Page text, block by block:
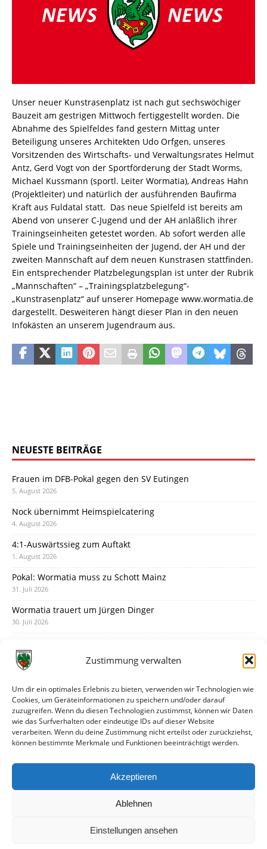
Zustimmung verwalten
Um dir ein optimales Erlebnis zu bieten, verwenden wir Technologien wie
Cookies, um Geräteinformationen zu speichern und/oder darauf
zuzugreifen. Wenn du diesen Technologien zustimmst, können wir Daten
wie das Surfverhalten oder eindeutige IDs auf dieser Website
verarbeiten. Wenn du deine Zustimmung nicht erteilst oder zurückziehst,
können bestimmte Merkmale und Funktionen beeinträchtigt werden.
Akzeptieren
Ablehnen
Einstellungen ansehen
Unser neuer Kunstrasenplatz ist nach gut sechswöchiger
Bauzeit am gestrigen Mittwoch fertiggestellt worden. Die
Abnahme des Spielfeldes fand gestern Mittag unter
Beteiligung unseres Architekten Udo Orfgen, unseres
Vorsitzenden des Wirtschafts- und Verwaltungsrates Helmut
Antz, Gerd Vogt von der Sportförderung der Stadt Worms,
Michael Kussmann (sportl. Leiter Wormatia), Andreas Hahn
(Projektleiter) und natürlich der ausführenden Baufirma
Kraft aus Fuldatal statt. Das neue Spielfeld ist bereits am
Abend von unserer C-Jugend und der AH anläßlich ihrer
Trainingseinheiten getestet worden. Ab sofort werden alle
Spiele und Trainingseinheiten der Jugend, der AH und der
zweiten Mannschaft auf dem neuen Kunstrasen stattfinden.
Ein entsprechender Platzbelegungsplan ist unter der Rubrik
„Mannschaften“ – „Trainingsplatzbelegung“-
„Kunstrasenplatz“ auf unserer Homepage www.wormatia.de
dargestellt. Desweiteren hängt dieser Plan in den neuen
Infokästen an unserem Jugendraum aus.
NEUESTE BEITRÄGE
Frauen im DFB-Pokal gegen den SV Eutingen
5. August 2026
Nock übernimmt Heimspielcatering
4. August 2026
4:1-Auswärtssieg zum Auftakt
1. August 2026
Pokal: Wormatia muss zu Schott Mainz
31. Juli 2026
Wormatia trauert um Jürgen Dinger
30. Juli 2026
28. Juli 2026
28. Juli 2026
Neue Podcast-Folge: So tickt Björn!
27. Juli 2026
Eindrücke vom Stadionfest
Unterhaltsamer Abschlusstest mit später Niederlage
25. Juli 2026